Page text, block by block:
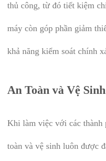
thủ công, từ đó tiết kiệm
máy còn góp phần giảm
khả năng kiểm soát chính
An Toàn và Vệ Sinh
Khi làm việc với các thành
toàn và vệ sinh luôn được